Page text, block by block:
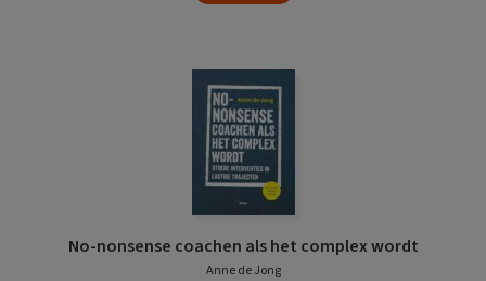
No-nonsense coachen als het complex wordt
Anne de Jong